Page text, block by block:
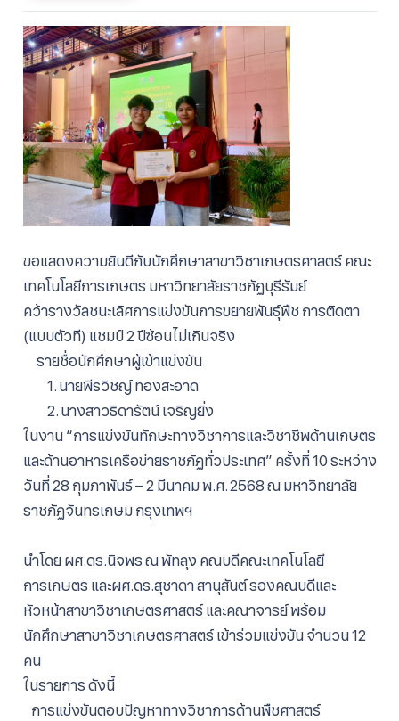
size.size.size.
ขอแสดงความยินดีกับนักศึกษาสาขาวิชาเกษตรศาสตร์ คณะ
เทคโนโลยีการเกษตร มหาวิทยาลัยราชภัฏบุรีรัมย์
คว้ารางวัลชนะเลิศการแข่งขันการขยายพันธุ์พืช การติดตา
(แบบตัวที) แชมป์2 ปีซ้อนไม่เกินจริง
รายชื่อนักศึกษาผู้เข้าแข่งขัน
1. นายพีรวิชญ์ ทองสะอาด
2. นางสาวธิดารัตน์ เจริญยิ่ง
ในงาน “การแข่งขันทักษะทางวิชาการและวิชาชีพด้านเกษตร
และด้านอาหารเครือข่ายราชภัฏทั่วประเทศ” ครั้งที่ 10 ระหว่าง
วันที่ 28 กุมภาพันธ์ – 2 มีนาคม พ.ศ. 2568 ณ มหาวิทยาลัย
ราชภัฏจันทรเกษม กรุงเทพฯ
นำโดย ผศ.ดร.นิจพร ณ พัทลุง คณบดีคณะเทคโนโลยี
การเกษตร และผศ.ดร.สุชาดา สานุสันต์ รองคณบดีและ
หัวหน้าสาขาวิชาเกษตรศาสตร์ และคณาจารย์ พร้อม
นักศึกษาสาขาวิชาเกษตรศาสตร์ เข้าร่วมแข่งขัน จำนวน 12
คน
ในรายการ ดังนี้
การแข่งขันตอบปัญหาทางวิชาการด้านพืชศาสตร์